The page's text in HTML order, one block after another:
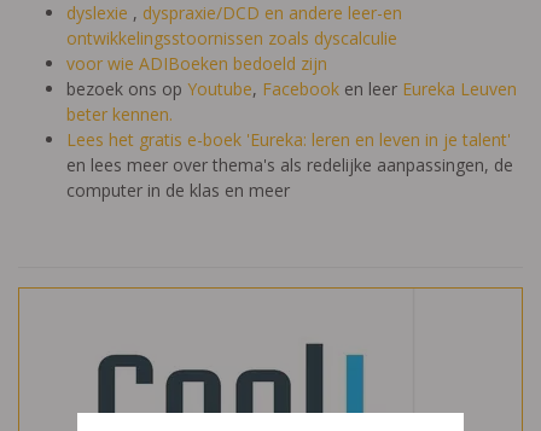
dyslexie , dyspraxie/DCD en andere leer-en
ontwikkelingsstoornissen zoals dyscalculie
voor wie ADIBoeken bedoeld zijn
bezoek ons op Youtube, Facebook en leer Eureka Leuven
beter kennen.
Lees het gratis e-boek 'Eureka: leren en leven in je talent'
en lees meer over thema's als redelijke aanpassingen, de
computer in de klas en meer